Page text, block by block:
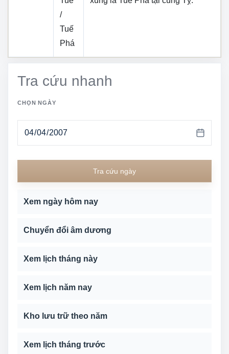
/
Tuế
Phá
Tra cứu nhanh
CHỌN NGÀY
Tra cứu ngày
Xem ngày hôm nay
Chuyển đổi âm dương
Xem lịch tháng này
Xem lịch năm nay
Kho lưu trữ theo năm
Xem lịch tháng trước